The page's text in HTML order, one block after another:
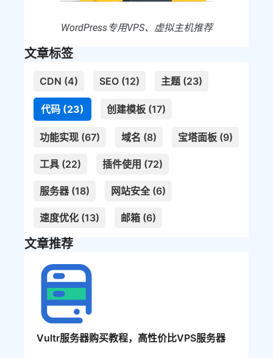
WordPress专用VPS、虚拟主机推荐
文章标签
CDN (4) SEO (12) 主题 (23)
代码 (23) 创建模板 (17)
功能实现 (67) 域名 (8) 宝塔面板 (9)
工具 (22) 插件使用 (72)
服务器 (18) 网站安全 (6)
速度优化 (13) 邮箱 (6)
文章推荐
Vultr服务器购买教程，高性价比VPS服务器